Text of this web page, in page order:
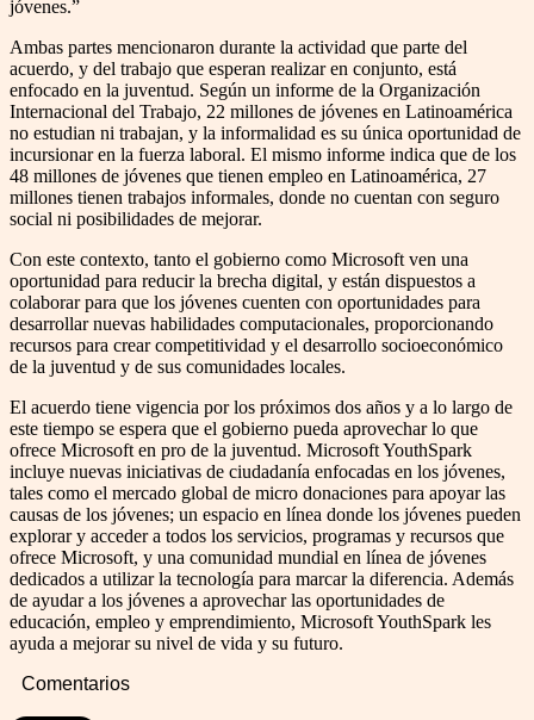
jóvenes.”
Ambas partes mencionaron durante la actividad que parte del
acuerdo, y del trabajo que esperan realizar en conjunto, está
enfocado en la juventud. Según un informe de la Organización
Internacional del Trabajo, 22 millones de jóvenes en Latinoamérica
no estudian ni trabajan, y la informalidad es su única oportunidad de
incursionar en la fuerza laboral. El mismo informe indica que de los
48 millones de jóvenes que tienen empleo en Latinoamérica, 27
millones tienen trabajos informales, donde no cuentan con seguro
social ni posibilidades de mejorar.
Con este contexto, tanto el gobierno como Microsoft ven una
oportunidad para reducir la brecha digital, y están dispuestos a
colaborar para que los jóvenes cuenten con oportunidades para
desarrollar nuevas habilidades computacionales, proporcionando
recursos para crear competitividad y el desarrollo socioeconómico
de la juventud y de sus comunidades locales.
El acuerdo tiene vigencia por los próximos dos años y a lo largo de
este tiempo se espera que el gobierno pueda aprovechar lo que
ofrece Microsoft en pro de la juventud. Microsoft YouthSpark
incluye nuevas iniciativas de ciudadanía enfocadas en los jóvenes,
tales como el mercado global de micro donaciones para apoyar las
causas de los jóvenes; un espacio en línea donde los jóvenes pueden
explorar y acceder a todos los servicios, programas y recursos que
ofrece Microsoft, y una comunidad mundial en línea de jóvenes
dedicados a utilizar la tecnología para marcar la diferencia. Además
de ayudar a los jóvenes a aprovechar las oportunidades de
educación, empleo y emprendimiento, Microsoft YouthSpark les
ayuda a mejorar su nivel de vida y su futuro.
Comentarios